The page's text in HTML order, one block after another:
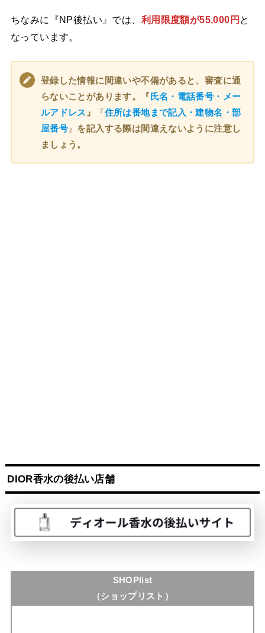
ちなみに『NP後払い』では、 利用限度額が55,000円 と
なっています。
登録した情報に間違いや不備があると、審査に通
らないことがあります。『氏名・電話番号・メー
ルアドレス 』 『住所は番地まで記入・建物名・部
屋番号 』 を記入する際は間違えないように注意し
ましょう。
DIOR香水の後払い店舗
SHOPlist
（ショップリスト）